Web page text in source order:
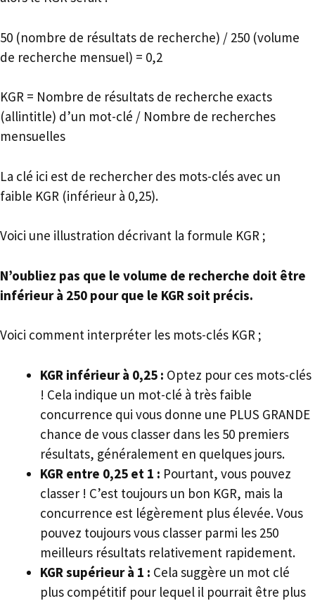
50 (nombre de résultats de recherche) / 250 (volume
de recherche mensuel) = 0,2
KGR = Nombre de résultats de recherche exacts
(allintitle) d’un mot-clé / Nombre de recherches
mensuelles
La clé ici est de rechercher des mots-clés avec un
faible KGR (inférieur à 0,25).
Voici une illustration décrivant la formule KGR ;
N’oubliez pas que le volume de recherche doit être
inférieur à 250 pour que le KGR soit précis.
Voici comment interpréter les mots-clés KGR ;
KGR inférieur à 0,25 : Optez pour ces mots-clés
! Cela indique un mot-clé à très faible
concurrence qui vous donne une PLUS GRANDE
chance de vous classer dans les 50 premiers
résultats, généralement en quelques jours.
KGR entre 0,25 et 1 : Pourtant, vous pouvez
classer ! C’est toujours un bon KGR, mais la
concurrence est légèrement plus élevée. Vous
pouvez toujours vous classer parmi les 250
meilleurs résultats relativement rapidement.
KGR supérieur à 1 : Cela suggère un mot clé
plus compétitif pour lequel il pourrait être plus